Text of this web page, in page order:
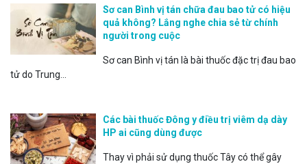
Sơ can Bình vị tán chữa đau bao tử có hiệu
quả không? Lắng nghe chia sẻ từ chính
người trong cuộc
Sơ can Bình vị tán là bài thuốc đặc trị đau bao
tử do Trung...
Các bài thuốc Đông y điều trị viêm dạ dày
HP ai cũng dùng được
Thay vì phải sử dụng thuốc Tây có thể gây